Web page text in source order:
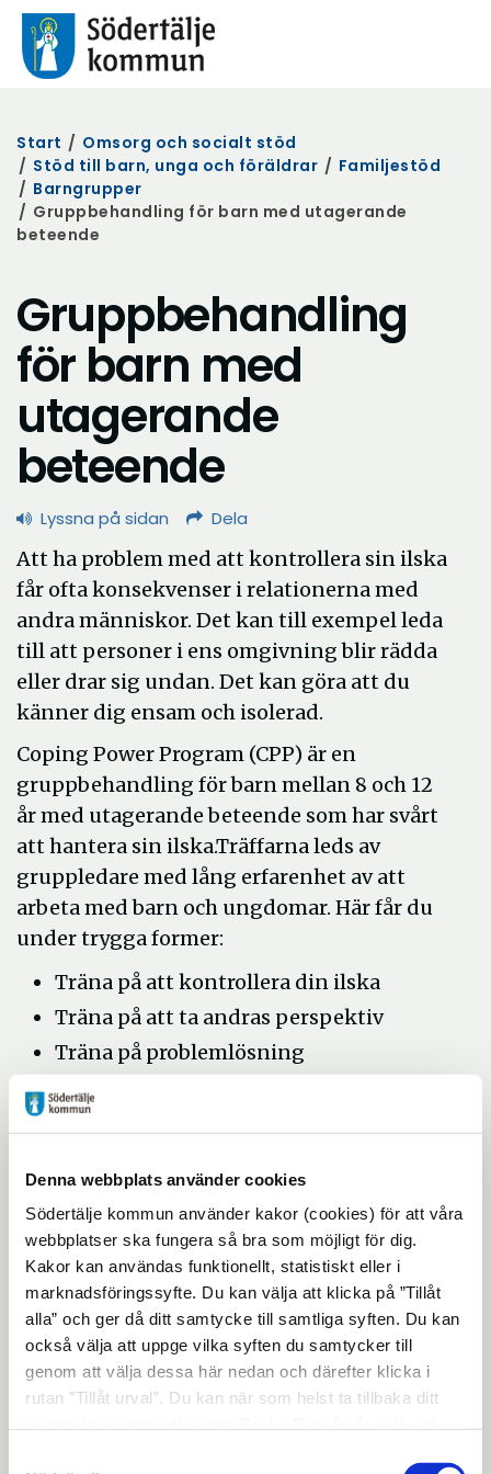
Denna webbplats använder cookies
Södertälje kommun använder kakor (cookies) för att våra
webbplatser ska fungera så bra som möjligt för dig.
Kakor kan användas funktionellt, statistiskt eller i
marknadsföringssyfte. Du kan välja att klicka på ”Tillåt
alla” och ger då ditt samtycke till samtliga syften. Du kan
också välja att uppge vilka syften du samtycker till
genom att välja dessa här nedan och därefter klicka i
rutan ”Tillåt urval”. Du kan när som helst ta tillbaka ditt
Start / Omsorg och socialt stöd
/ Stöd till barn, unga och föräldrar / Familjestöd
/ Barngrupper
/ Gruppbehandling för barn med utagerande
beteende
Gruppbehandling
för barn med
utagerande
beteende
Lyssna på sidan Dela
Att ha problem med att kontrollera sin ilska
får ofta konsekvenser i relationerna med
andra människor. Det kan till exempel leda
till att personer i ens omgivning blir rädda
eller drar sig undan. Det kan göra att du
känner dig ensam och isolerad.
Coping Power Program (CPP) är en
gruppbehandling för barn mellan 8 och 12
år med utagerande beteende som har svårt
att hantera sin ilska.Träffarna leds av
gruppledare med lång erfarenhet av att
arbeta med barn och ungdomar. Här får du
under trygga former:
Träna på att kontrollera din ilska
Träna på att ta andras perspektiv
Träna på problemlösning
Träna på att stå emot grupptryck
Vi träffas 15 gånger och varje träff är 2,5
timmar.
Dag och tid
Start torsdag den 5 februari klockan 14:00-
16:30. I mitten av terminen byter vi dag.
Under lov pausas träffarna.
Plats